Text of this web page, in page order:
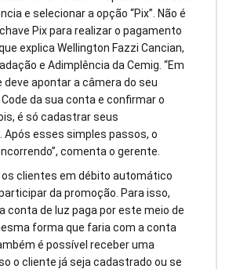
e selecionar a opção “Pix”. Não é
Pix para realizar o pagamento
explica Wellington Fazzi Cancian,
e Adimplência da Cemig. “Em
deve apontar a câmera do seu
Code da sua conta e confirmar o
é só cadastrar seus
. Após esses simples passos, o
comenta o gerente.
os clientes em débito automático
da promoção. Para isso,
conta de luz paga por este meio de
forma que faria com a conta
é possível receber uma
o cliente já seja cadastrado ou se